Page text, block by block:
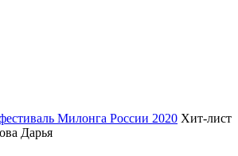
Милонга России 2020 Хит-лист
Дарья